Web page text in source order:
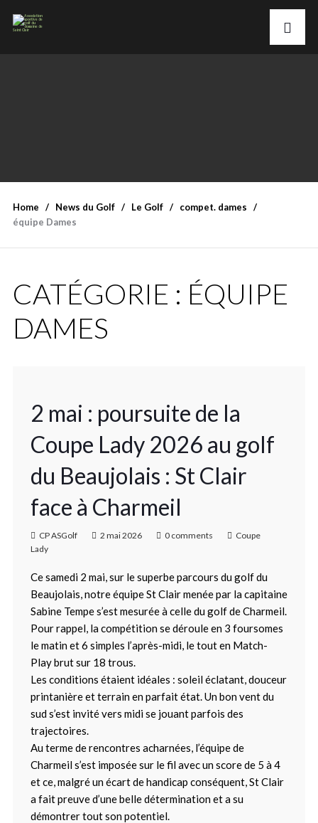
Home News du Golf Le Golf
compet. dames
équipe Dames
CATÉGORIE : ÉQUIPE
DAMES
2 mai : poursuite de la
Coupe Lady 2026 au golf
du Beaujolais : St Clair
face à Charmeil
CP ASGolf 2 mai 2026 0 comments
Coupe
Lady
Ce samedi 2 mai, sur le superbe parcours du golf du
Beaujolais, notre équipe St Clair menée par la capitaine
Sabine Tempe s’est mesurée à celle du golf de Charmeil.
Pour rappel, la compétition se déroule en 3 foursomes
le matin et 6 simples l’après-midi, le tout en Match-
Play brut sur 18 trous.
Les conditions étaient idéales : soleil éclatant, douceur
printanière et terrain en parfait état. Un bon vent du
sud s’est invité vers midi se jouant parfois des
trajectoires.
Au terme de rencontres acharnées, l’équipe de
Charmeil s’est imposée sur le fil avec un score de 5 à 4
et ce, malgré un écart de handicap conséquent, St Clair
a fait preuve d’une belle détermination et a su
démontrer tout son potentiel.